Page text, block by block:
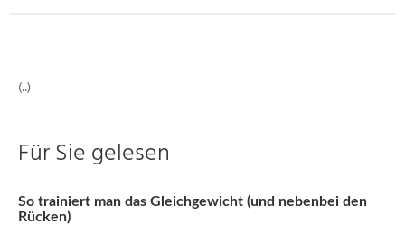
(..)
Für Sie gelesen
So trainiert man das Gleichgewicht (und nebenbei den
Rücken)